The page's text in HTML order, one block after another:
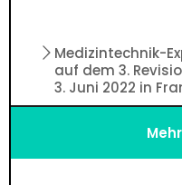
Medizintechnik-
auf dem 3.
3. Juni 2022 in